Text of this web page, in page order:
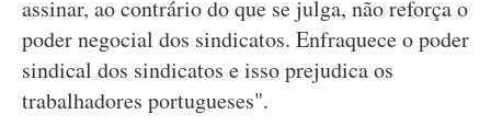
assinar, ao contrário do que se julga, não reforça o
poder negocial dos sindicatos. Enfraquece o poder
sindical dos sindicatos e isso prejudica os
trabalhadores portugueses".